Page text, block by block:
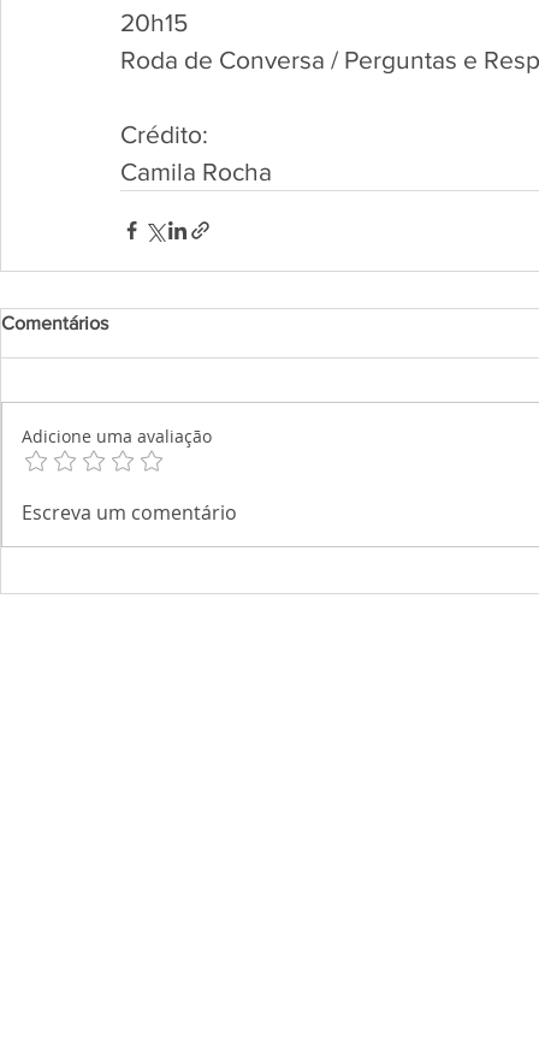
20h15
Roda de Conversa / Perguntas e
Crédito:
Camila Rocha
Comentários
Adicione uma avaliação
Escreva um comentário